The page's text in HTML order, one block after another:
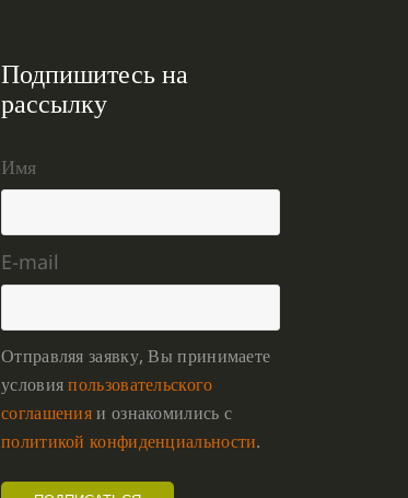
Подпишитесь на
рассылку
Имя
E-mail
Отправляя заявку, Вы принимаете
условияпользовательского
соглашенияи ознакомились с
политикой конфиденциальности.